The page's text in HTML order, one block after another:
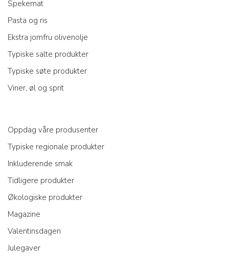
Spekemat
Pasta og ris
Ekstra jomfru olivenolje
Typiske salte produkter
Typiske søte produkter
Viner, øl og sprit
Oppdag våre produsenter
Typiske regionale produkter
Inkluderende smak
Tidligere produkter
Økologiske produkter
Magazine
Valentinsdagen
Julegaver